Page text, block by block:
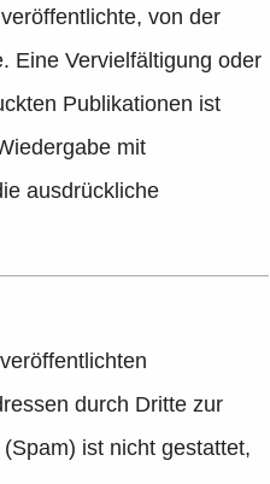
von der
Eine Vervielfältigung oder
Publikationen ist
mit
ausdrückliche
durch Dritte zur
ist nicht gestattet,